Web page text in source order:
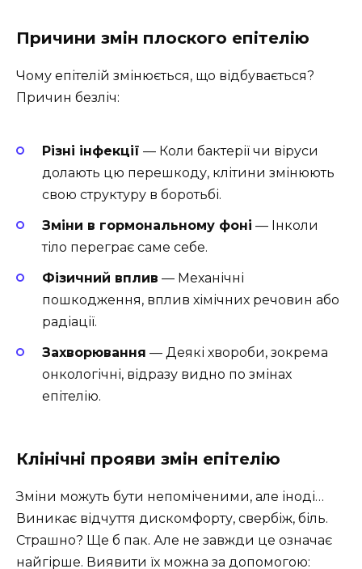
Причини змін плоского епітелію
Чому епітелій змінюється, що відбувається?
Причин безліч:
Різні інфекції — Коли бактерії чи віруси
долають цю перешкоду, клітини змінюють
свою структуру в боротьбі.
Зміни в гормональному фоні — Інколи
тіло переграє саме себе.
Фізичний вплив — Механічні
пошкодження, вплив хімічних речовин або
радіації.
Захворювання — Деякі хвороби, зокрема
онкологічні, відразу видно по змінах
епітелію.
Клінічні прояви змін епітелію
Зміни можуть бути непоміченими, але іноді…
Виникає відчуття дискомфорту, свербіж, біль.
Страшно? Ще б пак. Але не завжди це означає
найгірше. Виявити їх можна за допомогою: